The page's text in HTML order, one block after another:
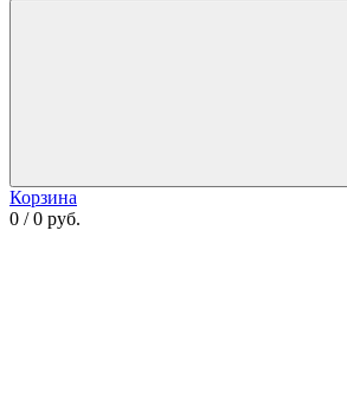
Корзина
0 / 0 руб.